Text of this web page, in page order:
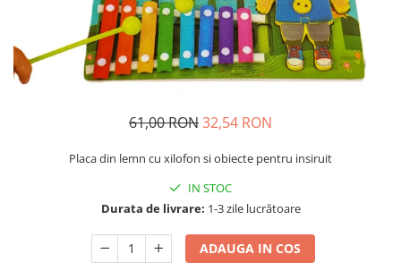
61,00 RON32,54 RON
Placa din lemn cu xilofon si obiecte pentru insiruit
IN STOC
Durata de livrare: 1-3 zile lucrătoare
ADAUGA IN COS